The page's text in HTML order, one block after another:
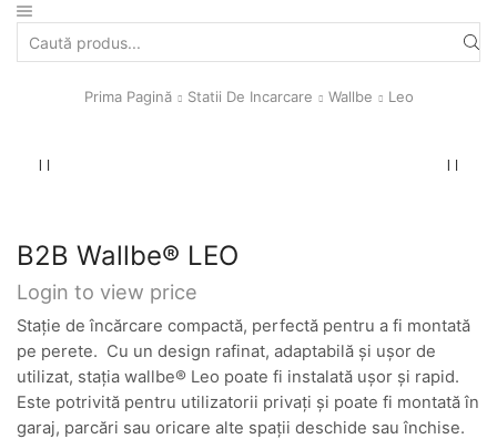
Prima Pagină Statii De Incarcare Wallbe Leo
B2B Wallbe® LEO
Login to view price
Stație de încărcare compactă, perfectă pentru a fi montată
pe perete. Cu un design rafinat, adaptabilă și ușor de
utilizat, stația wallbe® Leo poate fi instalată ușor și rapid.
Este potrivită pentru utilizatorii privați și poate fi montată în
garaj, parcări sau oricare alte spații deschide sau închise.